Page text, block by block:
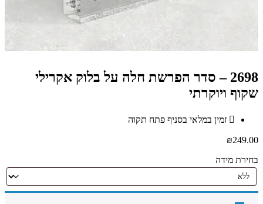
2698 – סדר הפרשת חלה על בלוק אקרילי
שקוף ויוקרתי
זמין במלאי בסניף פתח תקוה
₪249.00
בחירת מידה